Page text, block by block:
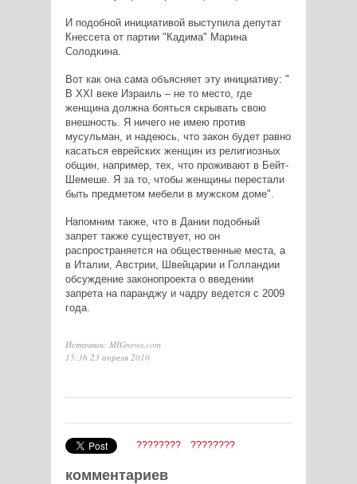
И подобной инициативой выступила депутат
Кнессета от партии "Кадима" Марина
Солодкина.
Вот как она сама объясняет эту инициативу: "
В XXI веке Израиль – не то место, где
женщина должна бояться скрывать свою
внешность. Я ничего не имею против
мусульман, и надеюсь, что закон будет равно
касаться еврейских женщин из религиозных
общин, например, тех, что проживают в Бейт-
Шемеше. Я за то, чтобы женщины перестали
быть предметом мебели в мужском доме".
Напомним также, что в Дании подобный
запрет также существует, но он
распространяется на общественные места, а
в Италии, Австрии, Швейцарии и Голландии
обсуждение законопроекта о введении
запрета на паранджу и чадру ведется с 2009
года.
Источник: MIGnews.com
15:36 23 апреля 2010
???????? ????????
комментариев